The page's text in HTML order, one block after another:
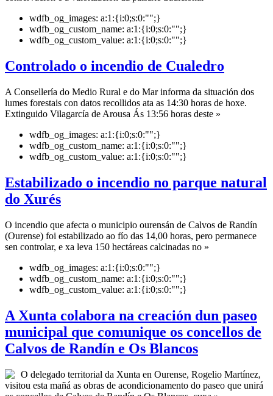
wdfb_og_images: a:1:{i:0;s:0:"";}
wdfb_og_custom_name: a:1:{i:0;s:0:"";}
wdfb_og_custom_value: a:1:{i:0;s:0:"";}
Controlado o incendio de Cualedro
A Consellería do Medio Rural e do Mar informa da situación dos
lumes forestais con datos recollidos ata as 14:30 horas de hoxe.
Extinguido Vilagarcía de Arousa Ás 13:56 horas deste »
wdfb_og_images: a:1:{i:0;s:0:"";}
wdfb_og_custom_name: a:1:{i:0;s:0:"";}
wdfb_og_custom_value: a:1:{i:0;s:0:"";}
Estabilizado o incendio no parque natural
do Xurés
O incendio que afecta o municipio ourensán de Calvos de Randín
(Ourense) foi estabilizado ao fío das 14,00 horas, pero permanece
sen controlar, e xa leva 150 hectáreas calcinadas no »
wdfb_og_images: a:1:{i:0;s:0:"";}
wdfb_og_custom_name: a:1:{i:0;s:0:"";}
wdfb_og_custom_value: a:1:{i:0;s:0:"";}
A Xunta colabora na creación dun paseo
municipal que comunique os concellos de
Calvos de Randín e Os Blancos
O delegado territorial da Xunta en Ourense, Rogelio Martínez,
visitou esta mañá as obras de acondicionamento do paseo que unirá